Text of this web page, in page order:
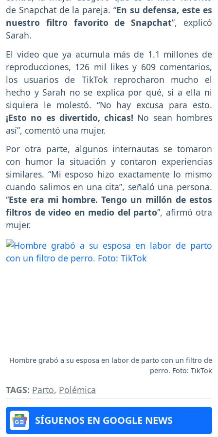
de Snapchat de la pareja. “En su defensa, este es
nuestro filtro favorito de Snapchat”, explicó
Sarah.
El video que ya acumula más de 1.1 millones de
reproducciones, 126 mil likes y 609 comentarios,
los usuarios de TikTok reprocharon mucho el
hecho y Sarah no se explica por qué, si a ella ni
siquiera le molestó. “No hay excusa para esto.
¡Esto no es divertido, chicas! No sean hombres
así”, comentó una mujer.
Por otra parte, algunos internautas se tomaron
con humor la situación y contaron experiencias
similares. “Mi esposo hizo exactamente lo mismo
cuando salimos en una cita”, señaló una persona.
“Este era mi hombre. Tengo un millón de estos
filtros de video en medio del parto”, afirmó otra
mujer.
Hombre grabó a su esposa en labor de parto con un filtro de
perro. Foto: TikTok
TAGS: Parto, Polémica
SÍGUENOS EN GOOGLE NEWS